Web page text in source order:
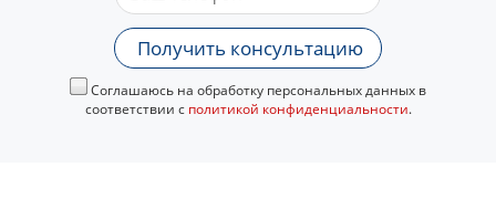
Получить консультацию
Соглашаюсь на обработку персональных данных в
соответствии с политикой конфиденциальности.